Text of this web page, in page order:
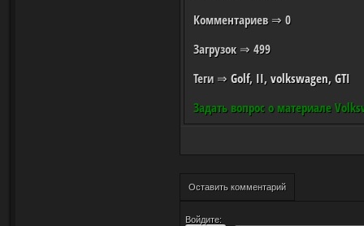
Комментариев⇒ 0
Загрузок⇒ 499
Теги ⇒Golf, II,volkswagen,GTI
Задать вопрос о материале
Оставить комментарий
Войдите: